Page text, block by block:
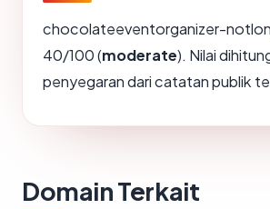
chocolateeventorganizer-
40/100 (moderate). Nilai
penyegaran dari catatan publik
Domain Terkait